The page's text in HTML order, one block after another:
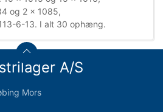
og 2 x 1085,
6-13. I alt 30 ophæng.
A/S
Mors